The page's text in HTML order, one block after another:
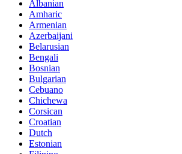
Albanian
Amharic
Armenian
Azerbaijani
Belarusian
Bengali
Bosnian
Bulgarian
Cebuano
Chichewa
Corsican
Croatian
Dutch
Estonian